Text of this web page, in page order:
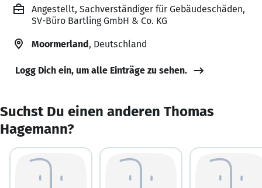
Angestellt, Sachverständiger für Gebäudeschäden,
SV-Büro Bartling GmbH & Co. KG
Moormerland, Deutschland
Logg Dich ein, um alle Einträge zu sehen.
Suchst Du einen anderen Thomas
Hagemann?